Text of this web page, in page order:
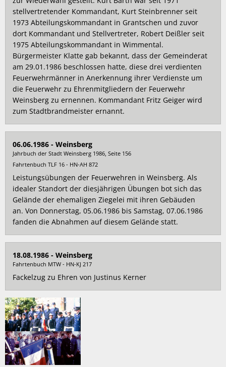
stellvertretender Kommandant, Kurt Steinbrenner seit
1973 Abteilungskommandant in Grantschen und zuvor
dort Kommandant und Stellvertreter, Robert Deißler seit
1975 Abteilungskommandant in Wimmental.
Bürgermeister Klatte gab bekannt, dass der Gemeinderat
am 29.01.1986 beschlossen hatte, diese drei verdienten
Feuerwehrmänner in Anerkennung ihrer Verdienste um
die Feuerwehr zu Ehrenmitgliedern der Feuerwehr
Weinsberg zu ernennen. Kommandant Fritz Geiger wird
zum Stadtbrandmeister ernannt.
06.06.1986 - Weinsberg
Jahrbuch der Stadt Weinsberg 1986, Seite 156
Fahrtenbuch TLF 16 - HN-AH 872
Leistungsübungen der Feuerwehren in Weinsberg. Als
idealer Standort der diesjährigen Übungen bot sich das
Gelände der ehemaligen Ziegelei mit ihren Gebäuden
an. Von Donnerstag, 05.06.1986 bis Samstag, 07.06.1986
fanden die Abnahmen auf diesem Gelände statt.
18.08.1986 - Weinsberg
Fahrtenbuch MTW - HN-KJ 217
Fackelzug zu Ehren von Justinus Kerner